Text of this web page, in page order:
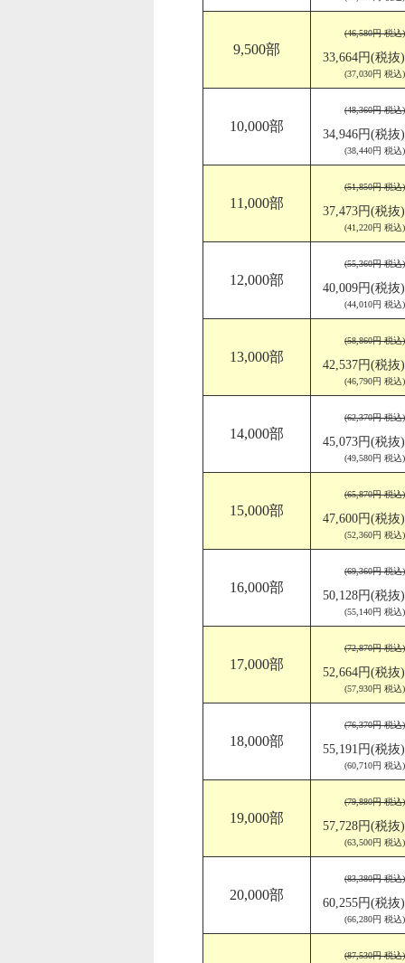
9,500部
(46,580円 税込)
33,664円(税抜)
(37,030円 税込)
10,000部
(48,360円 税込)
34,946円(税抜)
(38,440円 税込)
11,000部
(51,850円 税込)
37,473円(税抜)
(41,220円 税込)
12,000部
(55,360円 税込)
40,009円(税抜)
(44,010円 税込)
13,000部
(58,860円 税込)
42,537円(税抜)
(46,790円 税込)
14,000部
(62,370円 税込)
45,073円(税抜)
(49,580円 税込)
15,000部
(65,870円 税込)
47,600円(税抜)
(52,360円 税込)
16,000部
(69,360円 税込)
50,128円(税抜)
(55,140円 税込)
17,000部
(72,870円 税込)
52,664円(税抜)
(57,930円 税込)
18,000部
(76,370円 税込)
55,191円(税抜)
(60,710円 税込)
19,000部
(79,880円 税込)
57,728円(税抜)
(63,500円 税込)
20,000部
(83,380円 税込)
60,255円(税抜)
(66,280円 税込)
(87,530円 税込)